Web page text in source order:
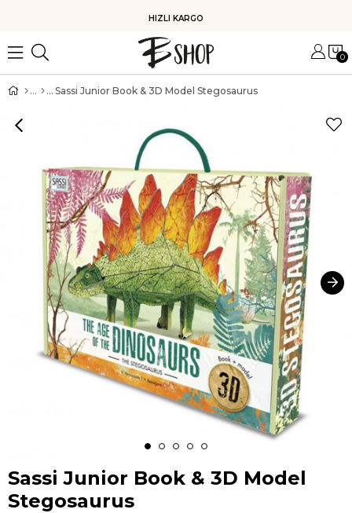
HIZLI KARGO
0
Sassi Junior Book & 3D Model Stegosaurus
Sassi Junior Book & 3D Model
Stegosaurus